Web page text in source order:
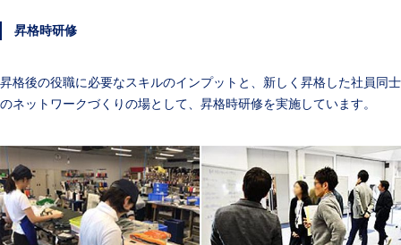
昇格時研修
昇格後の役職に必要なスキルのインプットと、新しく昇格した社員同士
のネットワークづくりの場として、昇格時研修を実施しています。